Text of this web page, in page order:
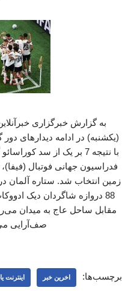
به گزارش خبرگزاری
با نتیجه 7 بر یک از سد
فدراسیون جهانی فوتبال (فیفا)،
مقابل ساحل عاج به میدان
صف‌آرایی
برچسب‌ها: اخرین خبر اینترنت